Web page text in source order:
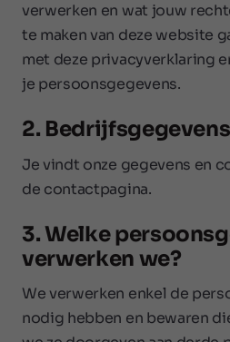
verwerken en wat jouw
te maken van deze website
met deze privacyverklaring
je persoonsgegevens.
2. Bedrijfsgegevens
Je vindt onze gegevens en
de contactpagina.
3. Welke
verwerken we?
We verwerken enkel de
nodig hebben en bewaren